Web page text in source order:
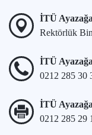
İTÜ
Rektörlük
İTÜ
0212 285 30
İTÜ
0212 285 29